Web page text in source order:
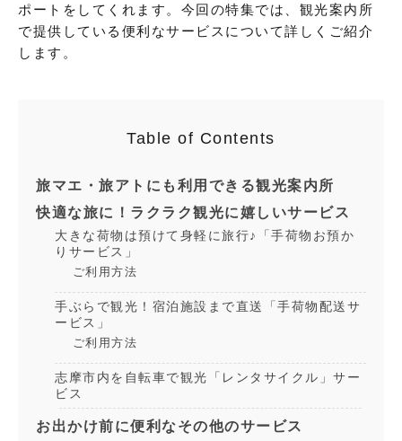
ポートをしてくれます。今回の特集では、観光案内所
で提供している便利なサービスについて詳しくご紹介
します。
Table of Contents
旅マエ・旅アトにも利用できる観光案内所
快適な旅に！ラクラク観光に嬉しいサービス
大きな荷物は預けて身軽に旅行♪「手荷物お預か
りサービス」
ご利用方法
手ぶらで観光！宿泊施設まで直送「手荷物配送サ
ービス」
ご利用方法
志摩市内を自転車で観光「レンタサイクル」サー
ビス
お出かけ前に便利なその他のサービス